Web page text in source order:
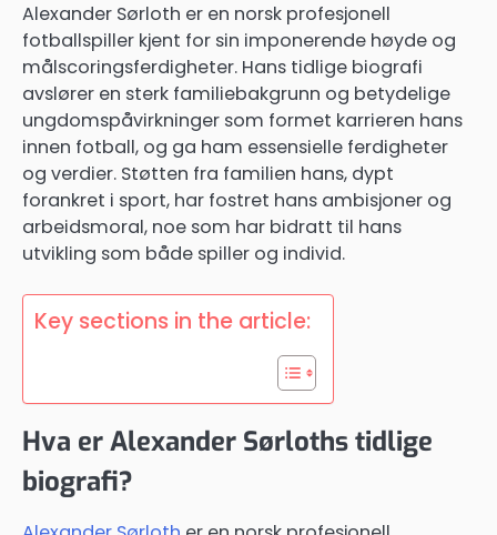
Alexander Sørloth er en norsk profesjonell
fotballspiller kjent for sin imponerende høyde og
målscoringsferdigheter. Hans tidlige biografi
avslører en sterk familiebakgrunn og betydelige
ungdomspåvirkninger som formet karrieren hans
innen fotball, og ga ham essensielle ferdigheter
og verdier. Støtten fra familien hans, dypt
forankret i sport, har fostret hans ambisjoner og
arbeidsmoral, noe som har bidratt til hans
utvikling som både spiller og individ.
Key sections in the article:
Hva er Alexander Sørloths tidlige
biografi?